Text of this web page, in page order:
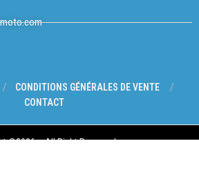
CONDITIONS GÉNÉRALES DE VENTE
CONTACT
@2026 – All Right Reserved.